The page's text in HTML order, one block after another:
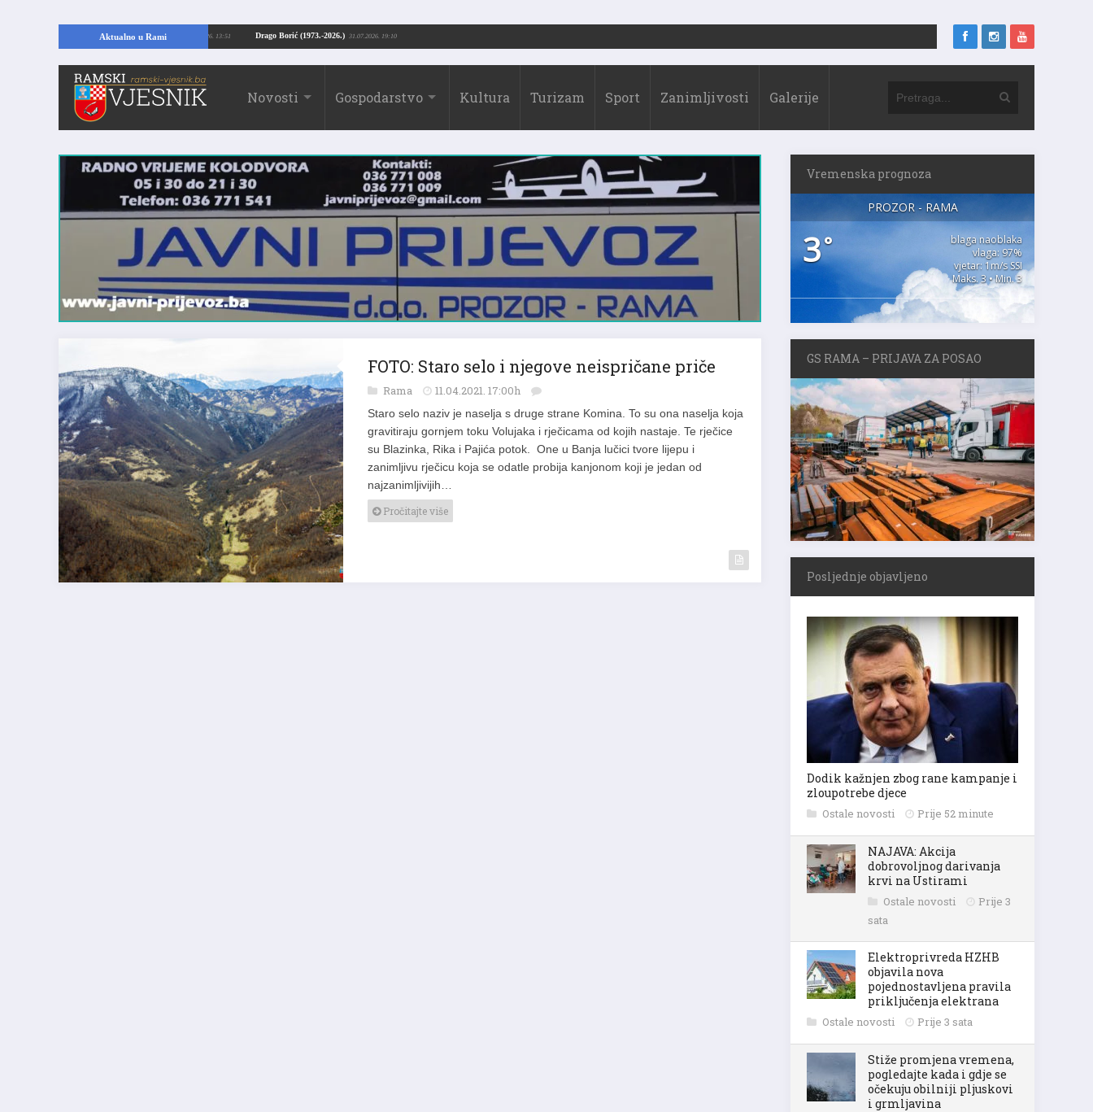
Aktualno u Rami Drago Borić (1973.-2026.) 31.07.2026. 19:10
temelje kuće, pronašao vrijedne arheološke ostatke 24.07.2026. 13:51
Novosti Gospodarstvo Kultura Turizam Sport Zanimljivosti Galerije
FOTO: Staro selo i njegove neispričane priče
gravitiraju gornjem toku Volujaka i rječicama od kojih nastaje. Te rječice
su Blazinka, Rika i Pajića potok. One u Banja lučici tvore lijepu i
zanimljivu rječicu koja se odatle probija kanjonom koji je jedan od
najzanimljivijih…
Pročitajte više
Vremenska prognoza
PROZOR - RAMA
3°
blaga naoblaka
vlaga: 97%
vjetar: 1m/s SSI
Maks. 3 • Min. 3
GS RAMA – PRIJAVA ZA POSAO
Posljednje objavljeno
Dodik kažnjen zbog rane kampanje i
zloupotrebe djece
Ostale novosti Prije 52 minute
NAJAVA: Akcija
dobrovoljnog darivanja
krvi na Ustirami
Ostale novosti
Prije 3
sata
Elektroprivreda HZHB
objavila nova
pojednostavljena pravila
priključenja elektrana
Ostale novosti Prije 3 sata
Stiže promjena vremena,
pogledajte kada i gdje se
očekuju obilniji pljuskovi
i grmljavina